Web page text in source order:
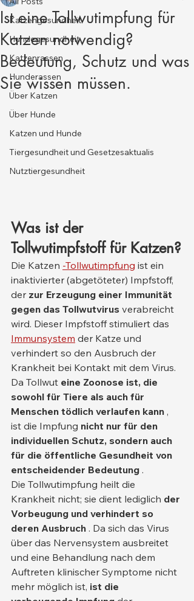
Katzengesundheit
Hundegesundheit
Katzenrassen
Hunderassen
Über Katzen
Über Hunde
Katzen und Hunde
Tiergesundheit und Gesetzesaktualis
Nutztiergesundheit
Ist eine Tollwutimpfung für
Katzen notwendig?
Bedeutung, Schutz und was
Sie wissen müssen.
Was ist der
Tollwutimpfstoff für Katzen?
Die Katzen -Tollwutimpfung ist ein
inaktivierter (abgetöteter) Impfstoff,
der zur Erzeugung einer Immunität
gegen das Tollwutvirus verabreicht
wird. Dieser Impfstoff stimuliert das
Immunsystem der Katze und
verhindert so den Ausbruch der
Krankheit bei Kontakt mit dem Virus.
Da Tollwut eine Zoonose ist, die
sowohl für Tiere als auch für
Menschen tödlich verlaufen kann ,
ist die Impfung nicht nur für den
individuellen Schutz, sondern auch
für die öffentliche Gesundheit von
entscheidender Bedeutung .
Die Tollwutimpfung heilt die
Krankheit nicht; sie dient lediglich der
Vorbeugung und verhindert so
deren Ausbruch . Da sich das Virus
über das Nervensystem ausbreitet
und eine Behandlung nach dem
Auftreten klinischer Symptome nicht
mehr möglich ist, ist die